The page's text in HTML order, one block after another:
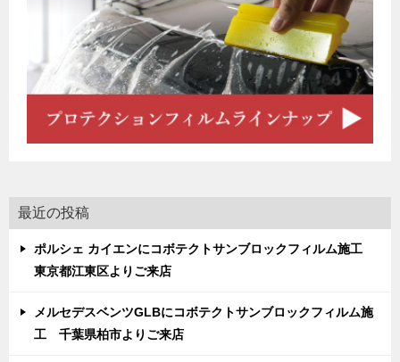
最近の投稿
ポルシェ カイエンにコボテクトサンブロックフィルム施工
東京都江東区よりご来店
メルセデスベンツGLBにコボテクトサンブロックフィルム施
工 千葉県柏市よりご来店